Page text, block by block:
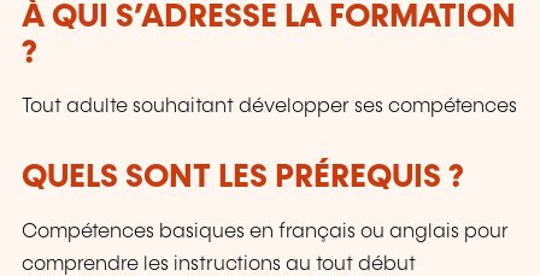
À QUI S’ADRESSE LA FORMATION
?
Tout adulte souhaitant développer ses compétences
QUELS SONT LES PRÉREQUIS ?
Compétences basiques en français ou anglais pour
comprendre les instructions au tout début